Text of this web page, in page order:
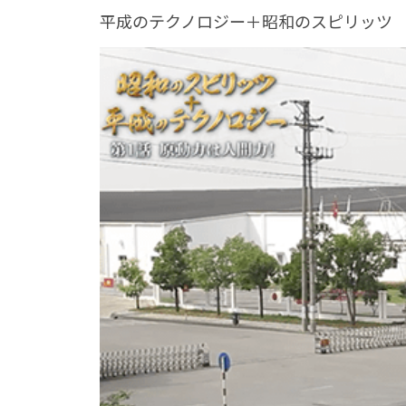
平成のテクノロジー＋昭和のスピリッ